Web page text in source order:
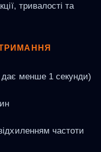
тривалості та
дає менше 1 секунди)
частоти